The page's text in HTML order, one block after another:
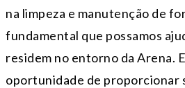
na limpeza e manutenção de
fundamental que possamos
residem no entorno da Arena.
oportunidade de proporcionar